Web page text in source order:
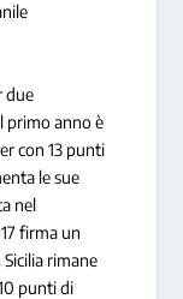
due
primo anno è
con 13 punti
le sue
nel
firma un
rimane
punti di